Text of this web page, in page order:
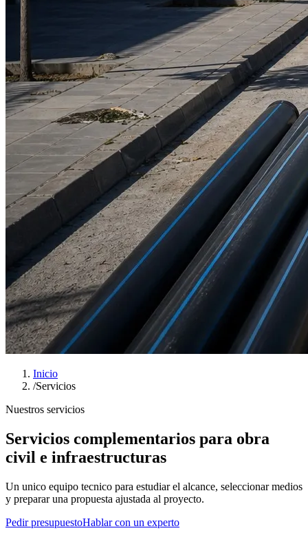
Inicio
/Servicios
Nuestros servicios
Servicios complementarios para obra
civil e infraestructuras
Un unico equipo tecnico para estudiar el alcance, seleccionar medios
y preparar una propuesta ajustada al proyecto.
Pedir presupuestoHablar con un experto